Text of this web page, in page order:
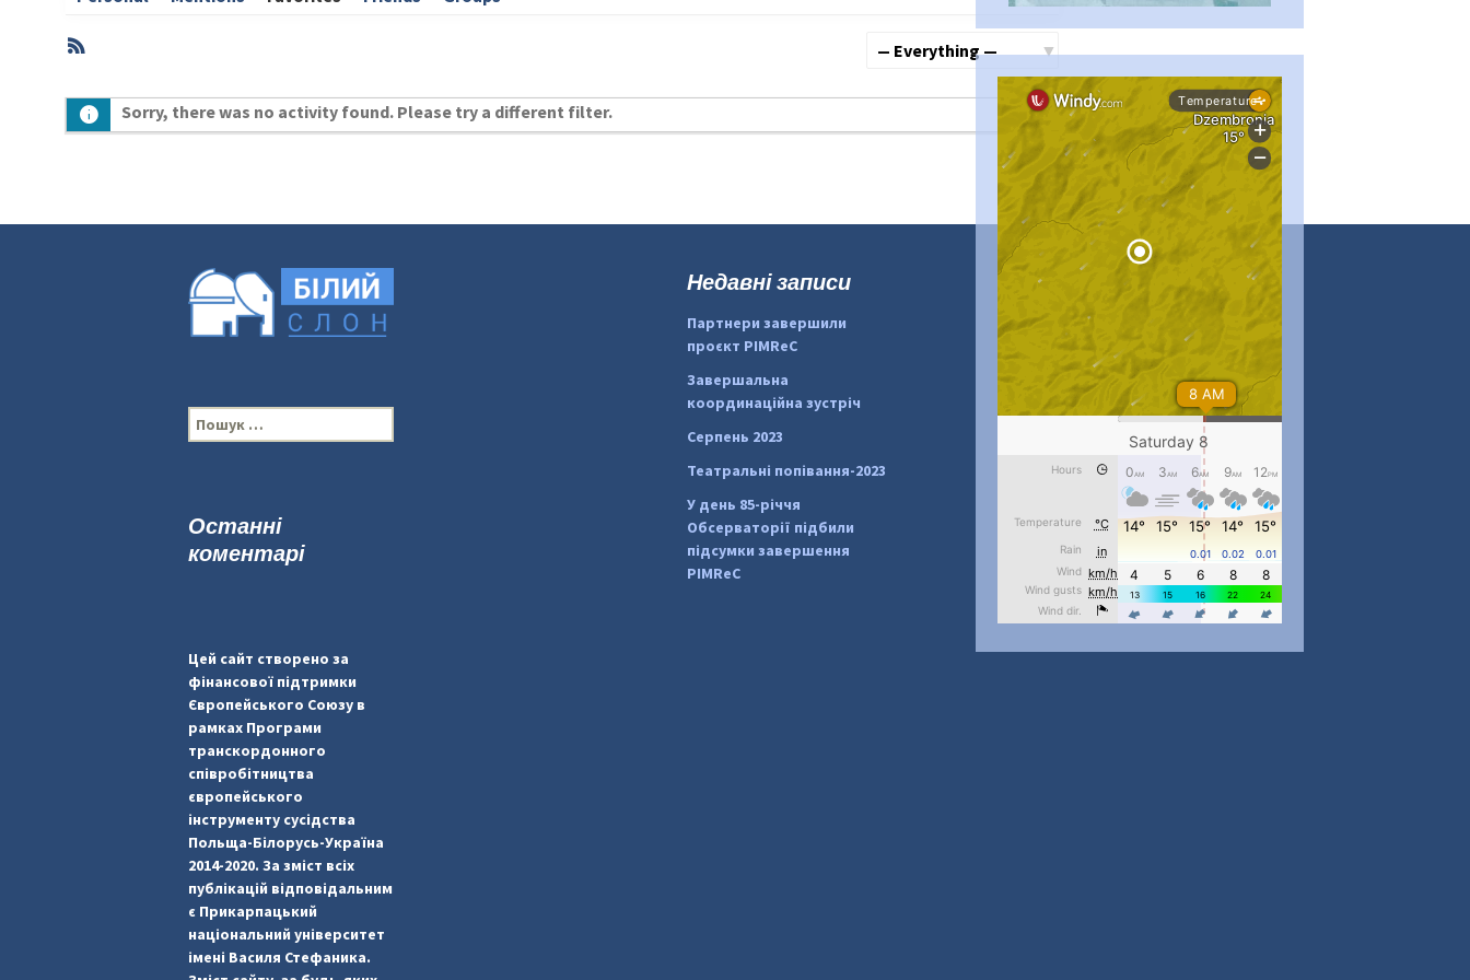
Activities
RSS
Sorry, there was no activity found. Please try a different filter.
#PipIvanToday...
pimrec_project
#PipIvanToday ...
pimrec_project
П
о
:
Недавні записи
Партнери завершили
проєкт PIMReC
Завершальна
координаційна зустріч
Серпень 2023
Театральні попівання-2023
У день 85-річчя
Обсерваторії підбили
підсумки завершення
PIMReC
Останні
коментарі
Цей сайт створено за
фінансової підтримки
Європейського Союзу в
рамках Програми
транскордонного
співробітництва
європейського
інструменту сусідства
Польща-Білорусь-Україна
2014-2020. За зміст всіх
публікацій відповідальним
є Прикарпацький
національний університет
імені Василя Стефаника.